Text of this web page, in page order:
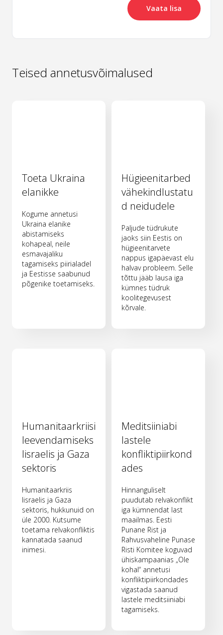
Vaata lisa
Teised annetusvõimalused
Toeta Ukraina
elanikke
Kogume annetusi
Ukraina elanike
abistamiseks
kohapeal, neile
esmavajaliku
tagamiseks piirialadel
ja Eestisse saabunud
põgenike toetamiseks.
Hügieenitarbed
vähekindlustatu
d neidudele
Paljude tüdrukute
jaoks siin Eestis on
hügieenitarvete
nappus igapäevast elu
halvav probleem. Selle
tõttu jääb lausa iga
kümnes tüdruk
koolitegevusest
kõrvale.
Humanitaarkriisi
leevendamiseks
Iisraelis ja Gaza
sektoris
Humanitaarkriis
Iisraelis ja Gaza
sektoris, hukkunuid on
üle 2000. Kutsume
toetama relvakonfliktis
kannatada saanud
inimesi.
Meditsiiniabi
lastele
konfliktipiirkond
ades
Hinnanguliselt
puudutab relvakonflikt
iga kümnendat last
maailmas. Eesti
Punane Rist ja
Rahvusvaheline Punase
Risti Komitee koguvad
ühiskampaanias „Ole
kohal“ annetusi
konfliktipiirkondades
vigastada saanud
lastele meditsiiniabi
tagamiseks.